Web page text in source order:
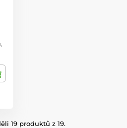
,
19 produktů z 19.